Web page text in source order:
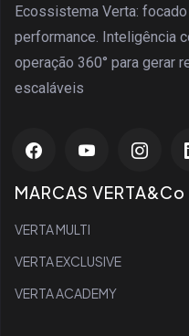
Ecossistema Verta:
performance. Inteligência
operação 360° para gerar
escaláveis
MARCAS VERTA&Co
VERTA MULTI
VERTA EXCLUSIVE
VERTA ACADEMY